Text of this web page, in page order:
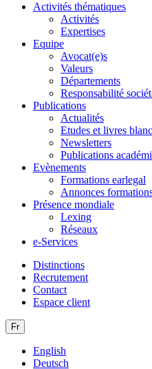
Activités thématiques
Activités
Expertises
Equipe
Avocat(e)s
Valeurs
Départements
Responsabilité
Publications
Actualités
Etudes et livres
Newsletters
Publications
Evènements
Formations earlegal
Annonces
Présence mondiale
Lexing
Réseaux
e-Services
Distinctions
Recrutement
Contact
Espace client
Fr
English
Deutsch